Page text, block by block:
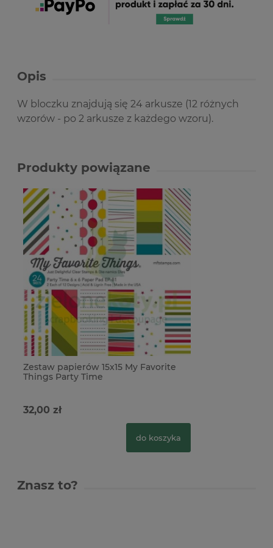
Opis
W bloczku znajdują się 24 arkusze (12 różnych
wzorów - po 2 arkusze z każdego wzoru).
Produkty powiązane
Zestaw papierów 15x15 My Favorite
Things Party Time
32,00 zł
do koszyka
Znasz to?